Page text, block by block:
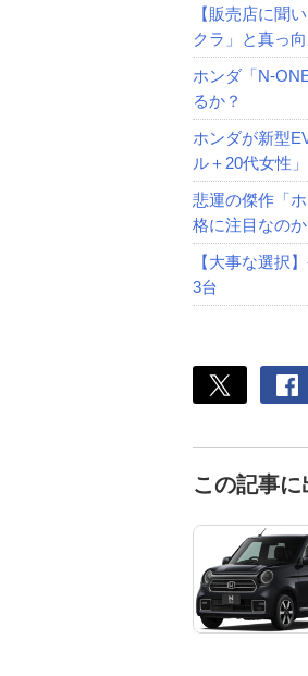
【販売店に聞
クラ」と真っ
ホンダ「N-
るか？
ホンダが新型
ル＋20代女性
悲運の傑作「
格に注目なのか
【大事な選択
3台
この記事